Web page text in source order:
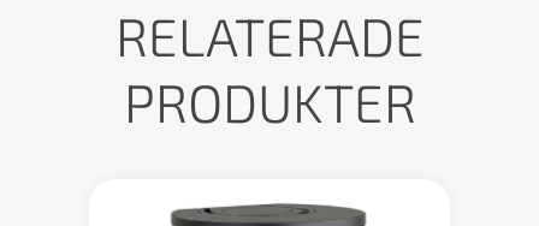
RELATERADE
PRODUKTER